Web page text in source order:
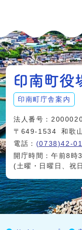
印南町庁舎案内
法人番号：
〒649-1534
和歌
電話： (0738)42-
開庁時間：午前8時
(土曜・日曜日、祝